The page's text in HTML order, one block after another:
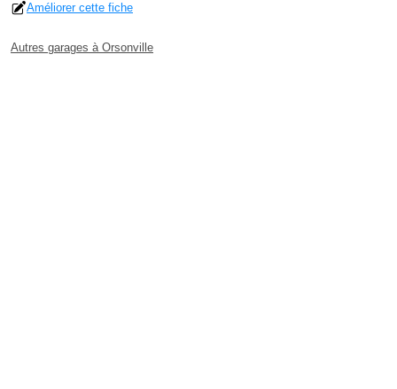
Améliorer cette fiche
Autres garages à Orsonville